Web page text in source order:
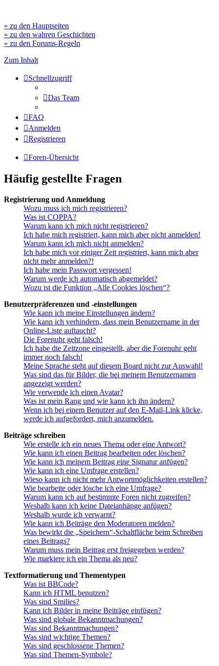
» zu den Hauptseiten
» zu den wahren Geschichten
» zu den Forums-Regeln
Zum Inhalt
Schnellzugriff
Das Team
FAQ
Anmelden
Registrieren
Foren-Übersicht
Häufig gestellte Fragen
Registrierung und Anmeldung
Wozu muss ich mich registrieren?
Was ist COPPA?
Warum kann ich mich nicht registrieren?
Ich habe mich registriert, kann mich aber nicht anmelden!
Warum kann ich mich nicht anmelden?
Ich habe mich vor einiger Zeit registriert, kann mich aber
nicht mehr anmelden?!
Ich habe mein Passwort vergessen!
Warum werde ich automatisch abgemeldet?
Wozu ist die Funktion „Alle Cookies löschen“?
Benutzerpräferenzen und -einstellungen
Wie kann ich meine Einstellungen ändern?
Wie kann ich verhindern, dass mein Benutzername in der
Online-Liste auftaucht?
Die Forenuhr geht falsch!
Ich habe die Zeitzone eingestellt, aber die Forenuhr geht
immer noch falsch!
Meine Sprache steht auf diesem Board nicht zur Auswahl!
Was sind das für Bilder, die bei meinem Benutzernamen
angezeigt werden?
Wie verwende ich einen Avatar?
Was ist mein Rang und wie kann ich ihn ändern?
Wenn ich bei einem Benutzer auf den E-Mail-Link klicke,
werde ich aufgefordert, mich anzumelden.
Beiträge schreiben
Wie erstelle ich ein neues Thema oder eine Antwort?
Wie kann ich einen Beitrag bearbeiten oder löschen?
Wie kann ich meinem Beitrag eine Signatur anfügen?
Wie kann ich eine Umfrage erstellen?
Wieso kann ich nicht mehr Antwortmöglichkeiten erstellen?
Wie bearbeite oder lösche ich eine Umfrage?
Warum kann ich auf bestimmte Foren nicht zugreifen?
Weshalb kann ich keine Dateianhänge anfügen?
Weshalb wurde ich verwarnt?
Wie kann ich Beiträge den Moderatoren melden?
Was bewirkt die „Speichern“-Schaltfläche beim Schreiben
eines Beitrags?
Warum muss mein Beitrag erst freigegeben werden?
Wie markiere ich ein Thema als neu?
Textformatierung und Thementypen
Was ist BBCode?
Kann ich HTML benutzen?
Was sind Smilies?
Kann ich Bilder in meine Beiträge einfügen?
Was sind globale Bekanntmachungen?
Was sind Bekanntmachungen?
Was sind wichtige Themen?
Was sind geschlossene Themen?
Was sind Themen-Symbole?